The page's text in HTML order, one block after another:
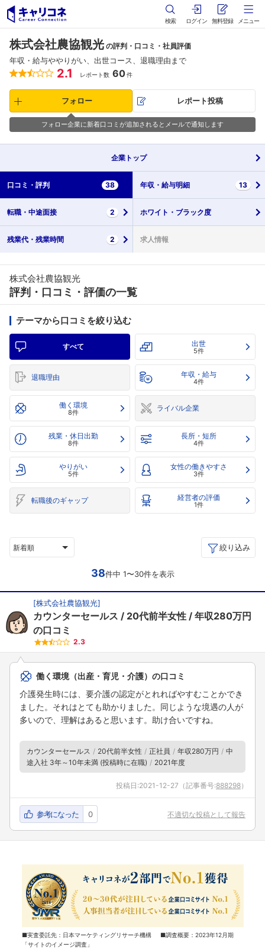
検索 ログイン 無料登録 メニュー
株式会社農協観光 の評判・口コミ・社員評価
年収・給与ややりがい、出世コース、退職理由まで
2.1 レポート数 60件
フォロー レポート投稿
フォロー企業に新着口コミが追加されるとメールで通知します
企業 トップ
口コミ・ 評判 38 年収・ 給与明細 13
転職・ 中途面接 2 ホワイト・ ブラック度
残業代・ 残業時間 2 求人情報
株式会社農協観光
評判・口コミ・評価の一覧
テーマから口コミを絞り込む
すべて 出世
5件
退職理由 年収・給与
4件
働く環境
8件 ライバル企業
残業・休日出勤
8件
長所・短所
4件
やりがい
5件
女性の働きやすさ
3件
転職後のギャップ 経営者の評価
1件
新着順 絞り込み
38件中 1〜30件を表示
[株式会社農協観光]
カウンターセールス 20代前半女性
年収280万円
の口コミ
2.3
働く環境（出産・育児・介護）の口コミ
介護発生時には、要介護の認定がとれればやすむことかでき
ました。それはとても助かりました。同じような境遇の人が
多いので、理解はあると思います。助け合いですね。
カウンターセールス 20代前半女性 正社員 年収280万円
中
途入社 3年～10年未満 (投稿時に在職)
2021年度
投稿日:2021-12-27 （記事番号:888298）
参考になった 0 不適切な投稿として報告
■実査委託先：日本マーケティングリサーチ機構 ■調査概要：2023年12月期
「サイトのイメージ調査」